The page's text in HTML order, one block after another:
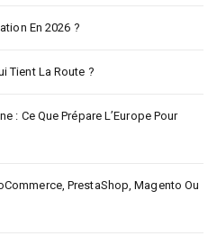
En 2026 ?
Tient La Route ?
: Ce Que Prépare L’Europe Pour
PrestaShop, Magento Ou